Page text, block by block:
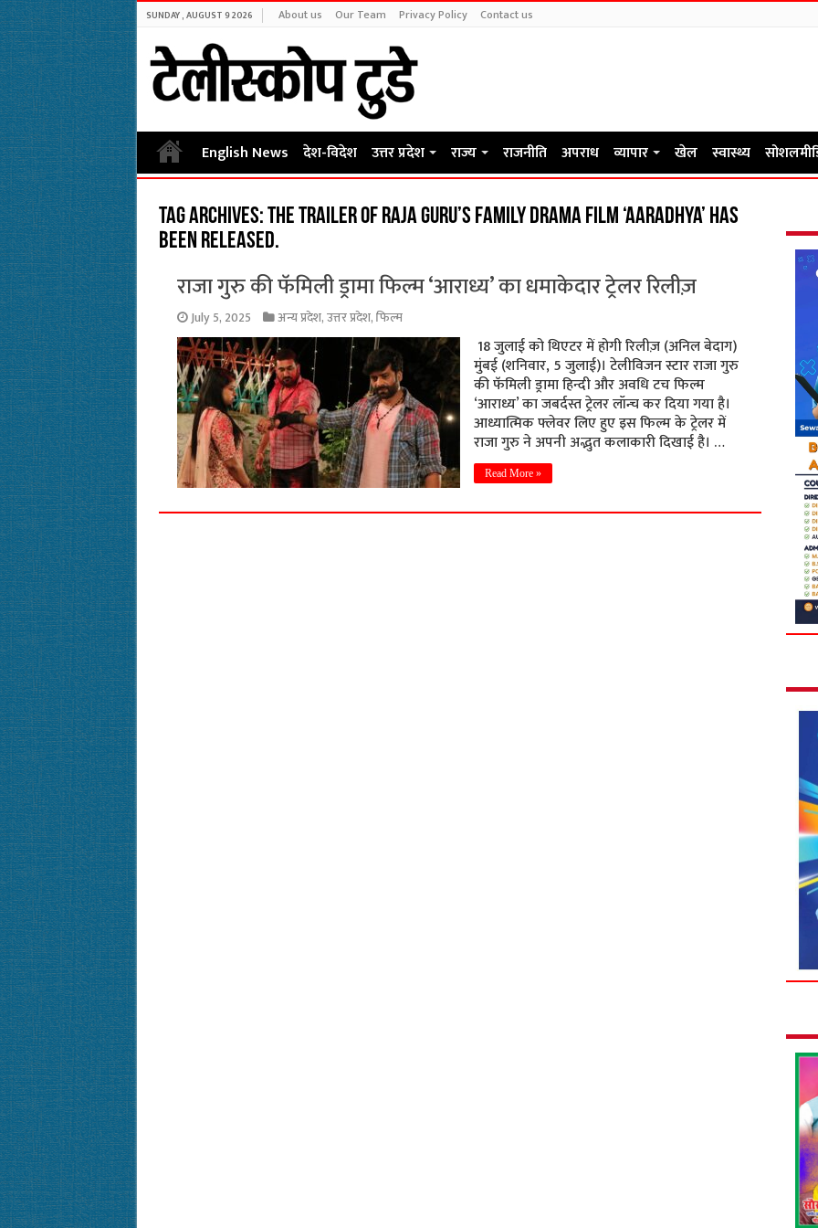
SUNDAY , AUGUST 9 2026 About us Our Team Privacy Policy Contact us
English News देश-विदेश उत्तर प्रदेश राज्य राजनीति अपराध व्यापार खेल स्वास्थ्य
Tag Archives:The trailer of Raja Guru’s family drama film ‘Aaradhya’ has
been released.
राजा गुरु की फॅमिली ड्रामा फिल्म ‘आराध्य’ का धमाकेदार ट्रेलर रिलीज़
July 5, 2025 अन्य प्रदेश,उत्तर प्रदेश,फिल्म
18 जुलाई को थिएटर में होगी रिलीज़ (अनिल बेदाग)
मुंबई (शनिवार, 5 जुलाई)। टेलीविजन स्टार राजा गुरु
की फॅमिली ड्रामा हिन्दी और अवधि टच फिल्म
‘आराध्य’ का जबर्दस्त ट्रेलर लॉन्च कर दिया गया है।
आध्यात्मिक फ्लेवर लिए हुए इस फिल्म के ट्रेलर में
राजा गुरु ने अपनी अद्भुत कलाकारी दिखाई है। …
Read More »